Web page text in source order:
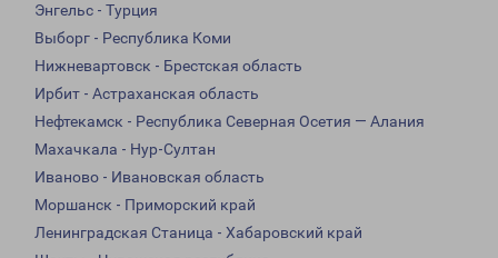
Энгельс - Турция
Выборг - Республика Коми
Нижневартовск - Брестская область
Ирбит - Астраханская область
Нефтекамск - Республика Северная Осетия — Алания
Махачкала - Нур-Султан
Иваново - Ивановская область
Моршанск - Приморский край
Ленинградская Станица - Хабаровский край